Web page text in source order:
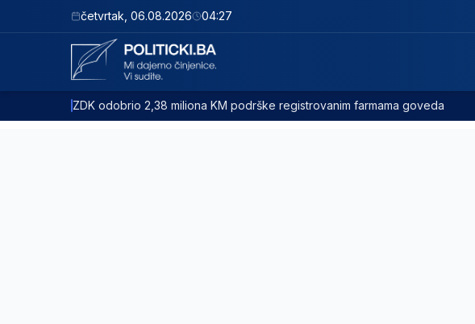
četvrtak 06.08.2026 04:27
ZDK odobrio 2,38 miliona KM podrške registrovanim farmama goveda